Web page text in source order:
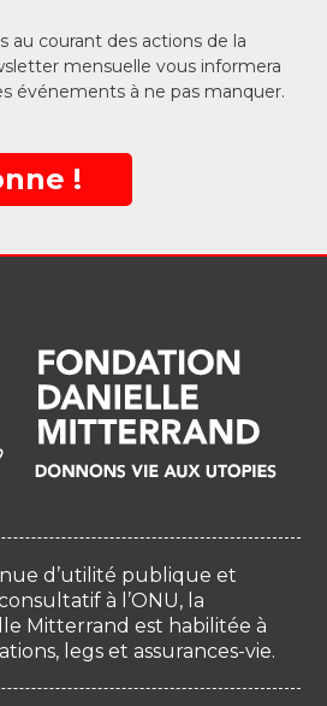
au courant des actions de la
mensuelle vous informera
événements à ne pas manquer.
!
d’utilité publique et
à l’ONU, la
Mitterrand est habilitée à
legs et assurances-vie.